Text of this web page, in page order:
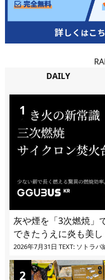
DAILY
灰や煙を「3次燃焼
できたうえに炎も美
2026年7月31日 TEXT: ソトラバ